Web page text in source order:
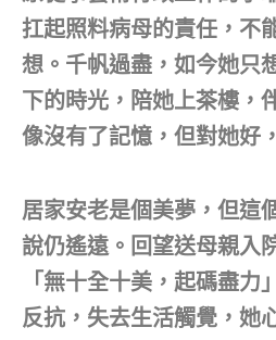
扛起照料病母的責任，不
想。千帆過盡，如今她只
下的時光，陪她上茶樓，
像沒有了記憶，但對她好
居家安老是個美夢，但這
說仍遙遠。回望送母親入
「無十全十美，起碼盡力
反抗，失去生活觸覺，她